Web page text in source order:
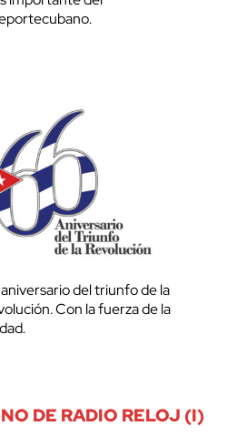
del triunfo de la
Con la fuerza de la
DE RADIO RELOJ (I)